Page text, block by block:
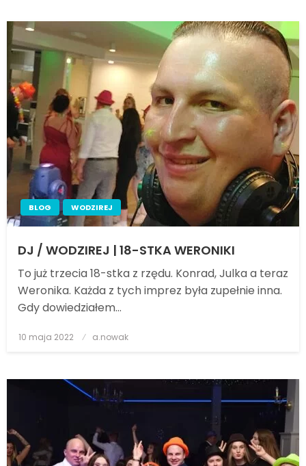
BLOG WODZIREJ
DJ / WODZIREJ | 18-STKA WERONIKI
To już trzecia 18-stka z rzędu. Konrad, Julka a teraz
Weronika. Każda z tych imprez była zupełnie inna.
Gdy dowiedziałem…
Posted
10 maja 2022 a.nowak